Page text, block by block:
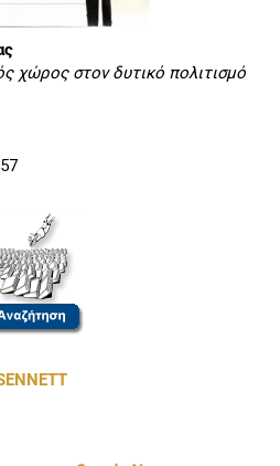
χώρος στον δυτικό πολιτισμό